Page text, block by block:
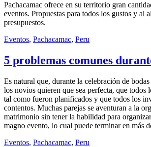
Pachacamac ofrece en su territorio gran
eventos. Propuestas para todos los gustos y al
presupuestos.
Eventos, Pachacamac, Peru
5 problemas comunes
Es natural que, durante la celebración de
los novios quieren que sea perfecta, que todos
tal como fueron planificados y que todos los
contentos. Muchas parejas se aventuran a la
matrimonio sin tener la habilidad para
magno evento, lo cual puede terminar en más
Eventos, Pachacamac, Peru